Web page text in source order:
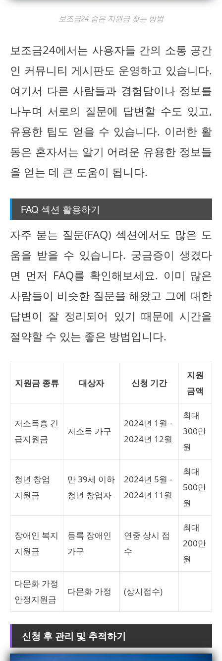
보조금24 숨은 지원금 찾는 방법
보조금24에서는 사용자들 간의 소통 공간
인 커뮤니티 게시판도 운영하고 있습니다.
여기서 다른 사람들과 경험담이나 정보를
나누며 서로의 질문에 답변할 수도 있고,
유용한 팁도 얻을 수 있습니다. 이러한 활
동은 혼자서는 알기 어려운 유용한 정보들
을 얻는 데 큰 도움이 됩니다.
FAQ 섹션 활용하기
자주 묻는 질문(FAQ) 섹션에서도 많은 도
움을 받을 수 있습니다. 궁금증이 생겼다
면 먼저 FAQ를 확인해보세요. 이미 많은
사람들이 비슷한 질문을 해왔고 그에 대한
답변이 잘 정리되어 있기 때문에 시간을
절약할 수 있는 좋은 방법입니다.
지원금 종류 대상자 신청 기간
지원
금액
저소득층 긴
급지원금
저소득 가구
2024년 1월 -
2024년 12월
최대
300만
원
청년 창업
지원금
만 39세 이하
청년 창업자
2024년 5월 -
2024년 11월
최대
500만
원
장애인 복지
지원금
등록 장애인
가구
연중 상시 접
수
최대
200만
원
다문화 가정
안정지원금
다문화 가정 (상시접수)
신청 후 관리 및 추적하기